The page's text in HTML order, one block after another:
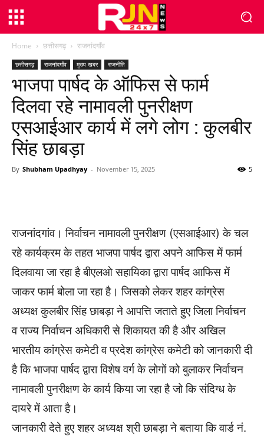
Home छत्तीसगढ़ राजनांदगाँव
छत्तीसगढ़ राजनांदगाँव मुख्य खबर राजनीति
भाजपा पार्षद के ऑफिस से फार्म
दिलवा रहे नामावली पुनरीक्षण
एसआईआर कार्य में लगे लोग : कुलबीर
सिंह छाबड़ा
By Shubham Upadhyay - November 15, 2025 5
राजनांदगांव। निर्वाचन नामावली पुनरीक्षण (एसआईआर) के चल
रहे कार्यक्रम के तहत भाजपा पार्षद द्वारा अपने आफिस में फार्म
दिलवाया जा रहा है बीएलओ सहायिका द्वारा पार्षद आफिस में
जाकर फार्म बोला जा रहा है। जिसको लेकर शहर कांग्रेस
अध्यक्ष कुलबीर सिंह छाबड़ा ने आपत्ति जताते हुए जिला निर्वाचन
व राज्य निर्वाचन अधिकारी से शिकायत की है और अखिल
भारतीय कांग्रेस कमेटी व प्रदेश कांग्रेस कमेटी को जानकारी दी
है कि भाजपा पार्षद द्वारा विशेष वर्ग के लोगों को बुलाकर निर्वाचन
नामावली पुनरीक्षण के कार्य किया जा रहा है जो कि संदिग्ध के
दायरे में आता है।
जानकारी देते हुए शहर अध्यक्ष श्री छाबड़ा ने बताया कि वार्ड नं.